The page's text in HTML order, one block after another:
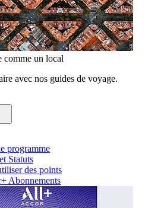
comme un local
avec nos guides de voyage.
programme
Statuts
des points
Abonnements